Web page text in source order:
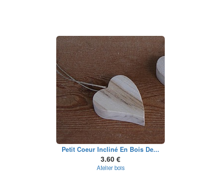
Petit Coeur Incliné En Bois De...
3.60 €
Atelier bois